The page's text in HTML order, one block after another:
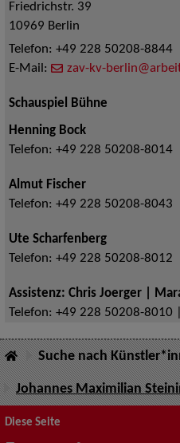
Friedrichstr. 39
10969 Berlin
Telefon: +49 228 50208-8844
E-Mail:
zav-kv-
Schauspiel Bühne
Henning Bock
Telefon: +49 228 50208-8014
Almut Fischer
Telefon: +49 228 50208-8043
Ute Scharfenberg
Telefon: +49 228 50208-8012
Assistenz: Chris Joerger |
Telefon: +49 228 50208-8010
Suche nach
Johannes Maximilian
Diese Seite